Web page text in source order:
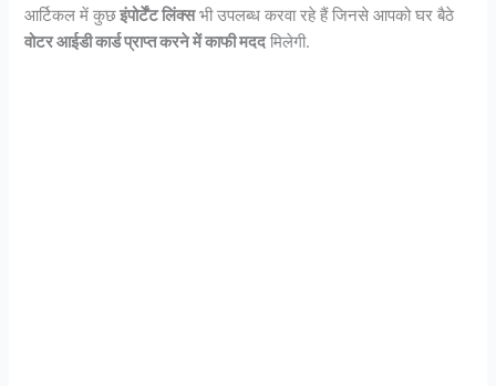
आर्टिकल में कुछइंपोर्टेंट लिंक्सभी उपलब्ध करवा रहे हैं जिनसे आपको घर बैठे
वोटर आईडी कार्ड प्राप्त करने में काफी मददमिलेगी.